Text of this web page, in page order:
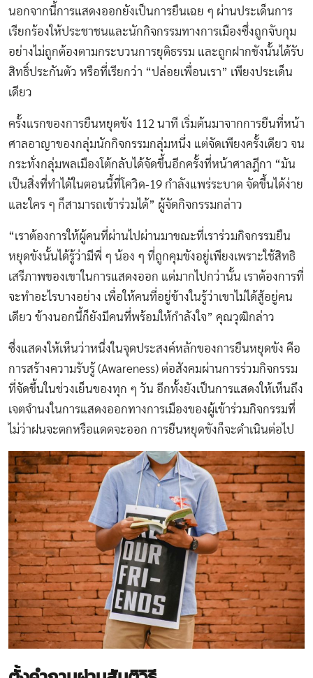
นอกจากนี้การแสดงออกยังเป็นการยืนเฉย ๆ ผ่านประเด็นการ
เรียกร้องให้ประชาชนและนักกิจกรรมทางการเมืองซึ่งถูกจับกุม
อย่างไม่ถูกต้องตามกระบวนการยุติธรรม และถูกฝากขังนั้นได้รับ
สิทธิ์ประกันตัว หรือที่เรียกว่า “ปล่อยเพื่อนเรา” เพียงประเด็น
เดียว
ครั้งแรกของการยืนหยุดขัง 112 นาที เริ่มต้นมาจากการยืนที่หน้า
ศาลอาญาของกลุ่มนักกิจกรรมกลุ่มหนึ่ง แต่จัดเพียงครั้งเดียว จน
กระทั่งกลุ่มพลเมืองโต้กลับได้จัดขึ้นอีกครั้งที่หน้าศาลฎีกา “มัน
เป็นสิ่งที่ทำได้ในตอนนี้ที่โควิด-19 กำลังแพร่ระบาด จัดขึ้นได้ง่าย
และใคร ๆ ก็สามารถเข้าร่วมได้” ผู้จัดกิจกรรมกล่าว
“เราต้องการให้ผู้คนที่ผ่านไปผ่านมาขณะที่เราร่วมกิจกรรมยืน
หยุดขังนั้นได้รู้ว่ามีพี่ ๆ น้อง ๆ ที่ถูกคุมขังอยู่เพียงเพราะใช้สิทธิ
เสรีภาพของเขาในการแสดงออก แต่มากไปกว่านั้น เราต้องการที่
จะทำอะไรบางอย่าง เพื่อให้คนที่อยู่ข้างในรู้ว่าเขาไม่ได้สู้อยู่คน
เดียว ข้างนอกนี้ก็ยังมีคนที่พร้อมให้กำลังใจ” คุณวุฒิกล่าว
ซึ่งแสดงให้เห็นว่าหนึ่งในจุดประสงค์หลักของการยืนหยุดขัง คือ
การสร้างความรับรู้ (Awareness) ต่อสังคมผ่านการร่วมกิจกรรม
ที่จัดขึ้นในช่วงเย็นของทุก ๆ วัน อีกทั้งยังเป็นการแสดงให้เห็นถึง
เจตจำนงในการแสดงออกทางการเมืองของผู้เข้าร่วมกิจกรรมที่
ไม่ว่าฝนจะตกหรือแดดจะออก การยืนหยุดขังก็จะดำเนินต่อไป